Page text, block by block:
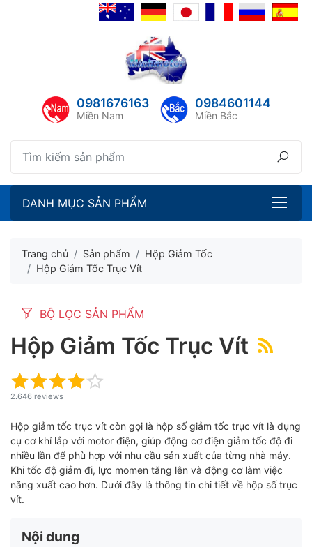
0981676163
Miền Nam
0984601144
Miền Bắc
DANH MỤC SẢN PHẨM
Trang chủ Sản phẩm
Hộp Giảm Tốc
Hộp Giảm Tốc Trục Vít
BỘ LỌC SẢN PHẨM
Hộp Giảm Tốc Trục Vít
2.646 reviews
Hộp giảm tốc trục vít còn gọi là hộp số giảm tốc trục vít là dụng
cụ cơ khí lắp với motor điện, giúp động cơ điện giảm tốc độ đi
nhiều lần để phù hợp với nhu cầu sản xuất của từng nhà máy.
Khi tốc độ giảm đi, lực momen tăng lên và động cơ làm việc
năng xuất cao hơn. Dưới đây là thông tin chi tiết về hộp số trục
vít.
Nội dung